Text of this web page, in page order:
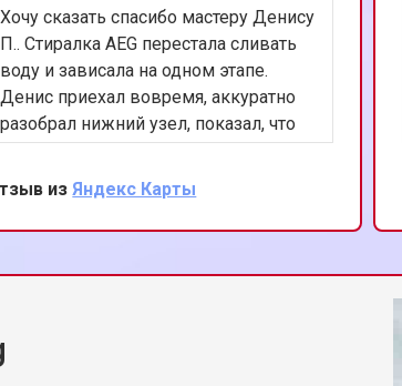
Хочу сказать спасибо мастеру Денису
П.. Стиралка AEG перестала сливать
воду и зависала на одном этапе.
Денис приехал вовремя, аккуратно
разобрал нижний узел, показал, что
помпа заклинила из-за мусора.
Почистил, проверил датчик уровня,
запустил полоскание — всё работает.
Понравилось, что спокойно объяснял
изЯндекс Карты